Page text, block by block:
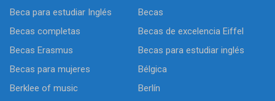
Beca para estudiar Inglés
Becas
Becas completas
Becas de excelencia Eiffel
Becas Erasmus
Becas para estudiar inglés
Becas para mujeres
Bélgica
Berklee of music
Berlín